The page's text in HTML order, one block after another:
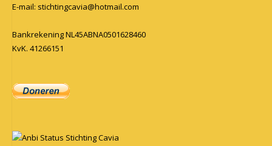
E-mail: stichtingcavia@hotmail.com
Bankrekening NL45ABNA0501628460
KvK. 41266151
Anbi Status Stichting Cavia